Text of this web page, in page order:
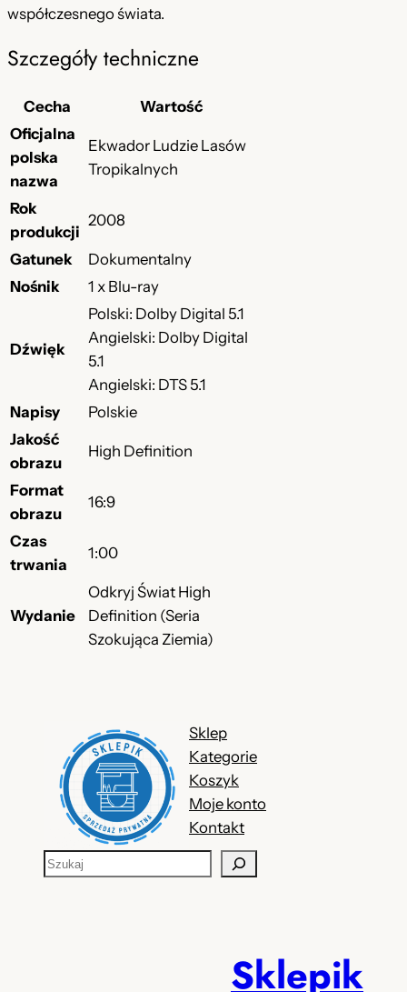
współczesnego świata.
Szczegóły techniczne
Cecha
Wartość
Oficjalna
polska
nazwa
Ekwador Ludzie Lasów
Tropikalnych
Rok
produkcji
2008
Gatunek
Dokumentalny
Nośnik
1 x Blu-ray
Dźwięk
Polski: Dolby Digital 5.1
Angielski: Dolby Digital
5.1
Angielski: DTS 5.1
Napisy
Polskie
Jakość
obrazu
High Definition
Format
obrazu
16:9
Czas
trwania
1:00
Wydanie
Odkryj Świat High
Definition (Seria
Szokująca Ziemia)
Sklep
Kategorie
Koszyk
Moje konto
Kontakt
S
Sklepik